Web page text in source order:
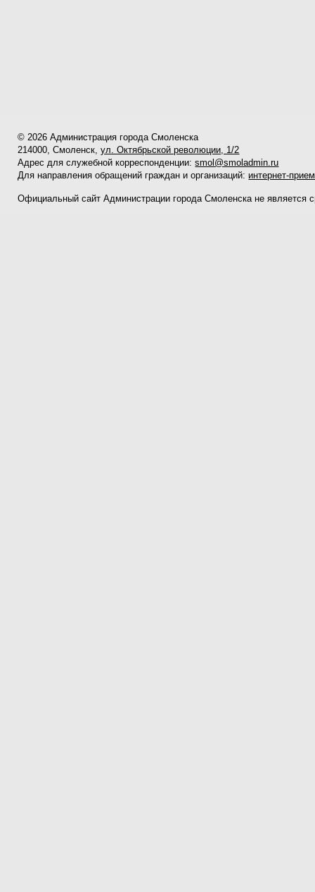
© 2026 Администрация города Смоленска
214000, Смоленск,ул. Октябрьской революции, 1/2
Адрес для служебной корреспонденции:smol@smoladmin.ru
Для направления обращений граждан и организаций: интернет-
Официальный сайт Администрации города Смоленска не является